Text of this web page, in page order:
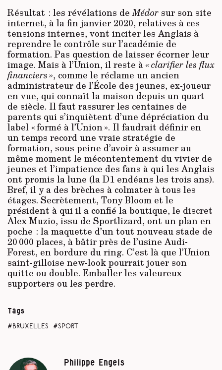
Résultat : les révélations deMédor sur son site
internet, à la fin janvier 2020, relatives à ces
tensions internes, vont inciter les Anglais à
reprendre le contrôle sur l’académie de
formation. Pas question de laisser écorner leur
image. Mais à l’Union, il reste à« clarifier les flux
financiers », comme le réclame un ancien
administrateur de l’Éco­le des jeunes, ex-joueur
en vue, qui connaît la maison depuis un quart
de siècle. Il faut rassurer les centaines de
parents qui s’inquiètent d’une dépréciation du
label « formé à l’Union ». Il faudrait définir en
un temps record une vraie stratégie de
formation, sous peine d’avoir à assumer au
même moment le mécontentement du vivier de
jeunes et l’impatience des fans à qui les Anglais
ont promis la lune (la D1 endéans les trois ans).
Bref, il y a des brèches à colmater à tous les
étages. Secrètement, Tony Bloom et le
président à qui il a confié la boutique, le discret
Alex Muzio, issu de Sportlizard, ont un plan en
poche : la maquette d’un tout nouveau stade de
20 000 places, à bâtir près de l’usine Audi-
Forest, en bordure du ring. C’est là que l’Union
saint-gilloise new-look pourrait jouer son
quitte ou double. Emballer les valeureux
supporters ou les perdre.
Tags
Bruxelles sport
Philippe Engels